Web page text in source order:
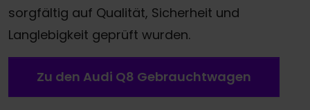
sorgfältig auf Qualität, Sicherheit und
Langlebigkeit geprüft wurden.
Zu den Audi Q8 Gebrauchtwagen